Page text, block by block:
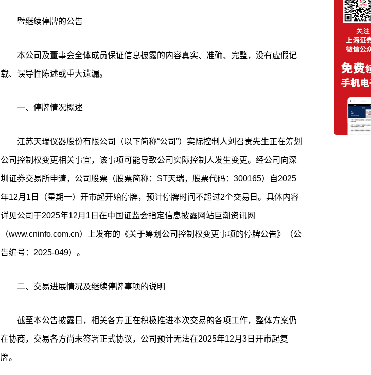
暨继续停牌的公告
本公司及董事会全体成员保证信息披露的内容真实、准确、完整，没有虚假记
载、误导性陈述或重大遗漏。
一、停牌情况概述
江苏天瑞仪器股份有限公司（以下简称“公司”）实际控制人刘召贵先生正在筹划
公司控制权变更相关事宜，该事项可能导致公司实际控制人发生变更。经公司向深
圳证券交易所申请，公司股票（股票简称：ST天瑞，股票代码：300165）自2025
年12月1日（星期一）开市起开始停牌，预计停牌时间不超过2个交易日。具体内容
详见公司于2025年12月1日在中国证监会指定信息披露网站巨潮资讯网
（www.cninfo.com.cn）上发布的《关于筹划公司控制权变更事项的停牌公告》（公
告编号：2025-049）。
二、交易进展情况及继续停牌事项的说明
截至本公告披露日，相关各方正在积极推进本次交易的各项工作，整体方案仍
在协商，交易各方尚未签署正式协议，公司预计无法在2025年12月3日开市起复
牌。